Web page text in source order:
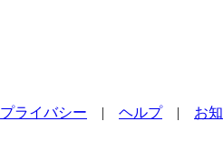
プライバシー | ヘルプ| お